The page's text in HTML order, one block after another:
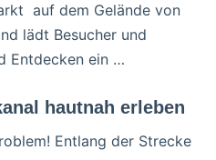
auf dem Gelände von
lädt Besucher und
Entdecken ein …
hautnah erleben
Entlang der Strecke